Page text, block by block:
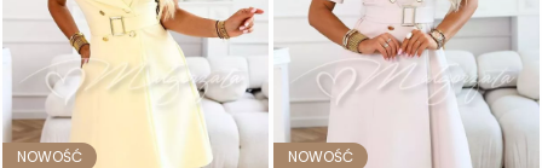
NOWOŚĆ
NOWOŚĆ